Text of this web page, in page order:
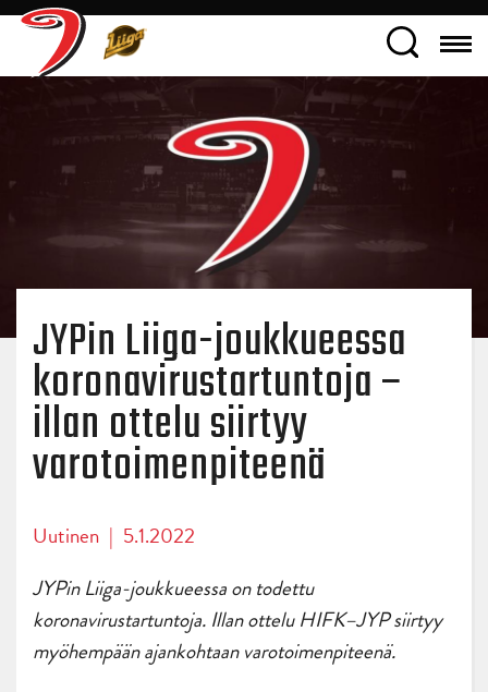
JYPin Liiga-joukkueessa
koronavirustartuntoja –
illan ottelu siirtyy
varotoimenpiteenä
Uutinen | 5.1.2022
JYPin Liiga-joukkueessa on todettu
koronavirustartuntoja. Illan ottelu HIFK–JYP siirtyy
myöhempään ajankohtaan varotoimenpiteenä.